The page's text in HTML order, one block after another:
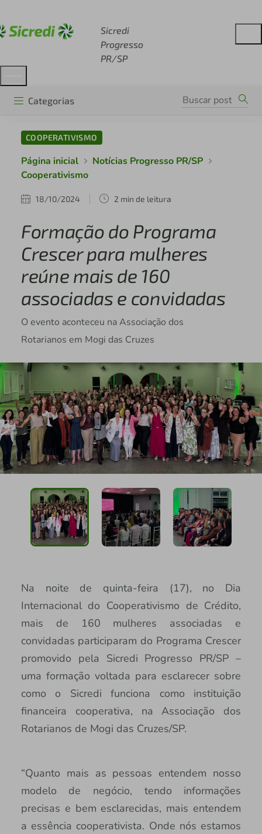
Sicredi
Progresso
PR/SP
Categorias
COOPERATIVISMO
Página inicial
Notícias Progresso PR/SP
Cooperativismo
18/10/2024 2 min de leitura
Formação do Programa
Crescer para mulheres
reúne mais de 160
associadas e convidadas
O evento aconteceu na Associação dos
Rotarianos em Mogi das Cruzes
Na noite de quinta-feira (17), no Dia
Internacional do Cooperativismo de Crédito,
mais de 160 mulheres associadas e
convidadas participaram do Programa Crescer
promovido pela Sicredi Progresso PR/SP –
uma formação voltada para esclarecer sobre
como o Sicredi funciona como instituição
financeira cooperativa, na Associação dos
Rotarianos de Mogi das Cruzes/SP.
“Quanto mais as pessoas entendem nosso
modelo de negócio, tendo informações
precisas e bem esclarecidas, mais entendem
a essência cooperativista. Onde nós estamos